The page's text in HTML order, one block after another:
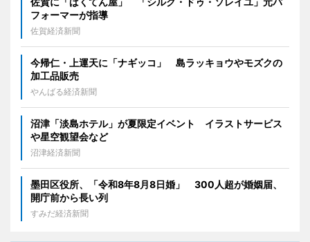
フォーマーが指導
佐賀経済新聞
今帰仁・上運天に「ナギッコ」 島ラッキョウやモズクの
加工品販売
やんばる経済新聞
沼津「淡島ホテル」が夏限定イベント イラストサービス
や星空観望会など
沼津経済新聞
墨田区役所、「令和8年8月8日婚」 300人超が婚姻届、
開庁前から長い列
すみだ経済新聞